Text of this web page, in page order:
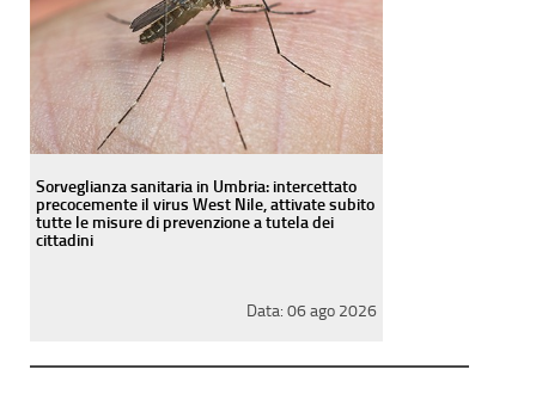
Sorveglianza sanitaria in Umbria: intercettato
precocemente il virus West Nile, attivate subito
tutte le misure di prevenzione a tutela dei
cittadini
Data: 06 ago 2026